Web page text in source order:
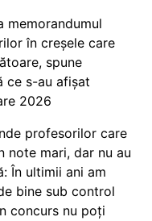
memorandumul
în creșele care
spune
ce s-au afișat
2026
profesorilor care
note mari, dar nu au
În ultimii ani am
bine sub control
concurs nu poți